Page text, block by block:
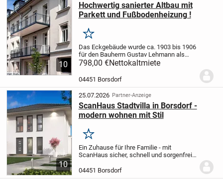
10
Hochwertig sanierter Altbau mit
Parkett und Fußbodenheizung !
Merken
Das Eckgebäude wurde ca. 1903 bis 1906
für den Bauherrn Gustav Lehmann als
Wohnhaus mit Laden/Gewerbe in
Straße 35 errichtet. Es verfügt über 2
798,00 €Nettokaltmiete
04451 Borsdorf
10
25.07.2026 Partner-Anzeige
ScanHaus Stadtvilla in Borsdorf -
modern wohnen mit Stil
Merken
Ein Zuhause für Ihre Familie - mit
ScanHaus sicher, schnell und sorgenfrei
eines Einfamilienhauses mehr als ein
Bauprojekt - es ist der Wunsch nach
04451 Borsdorf